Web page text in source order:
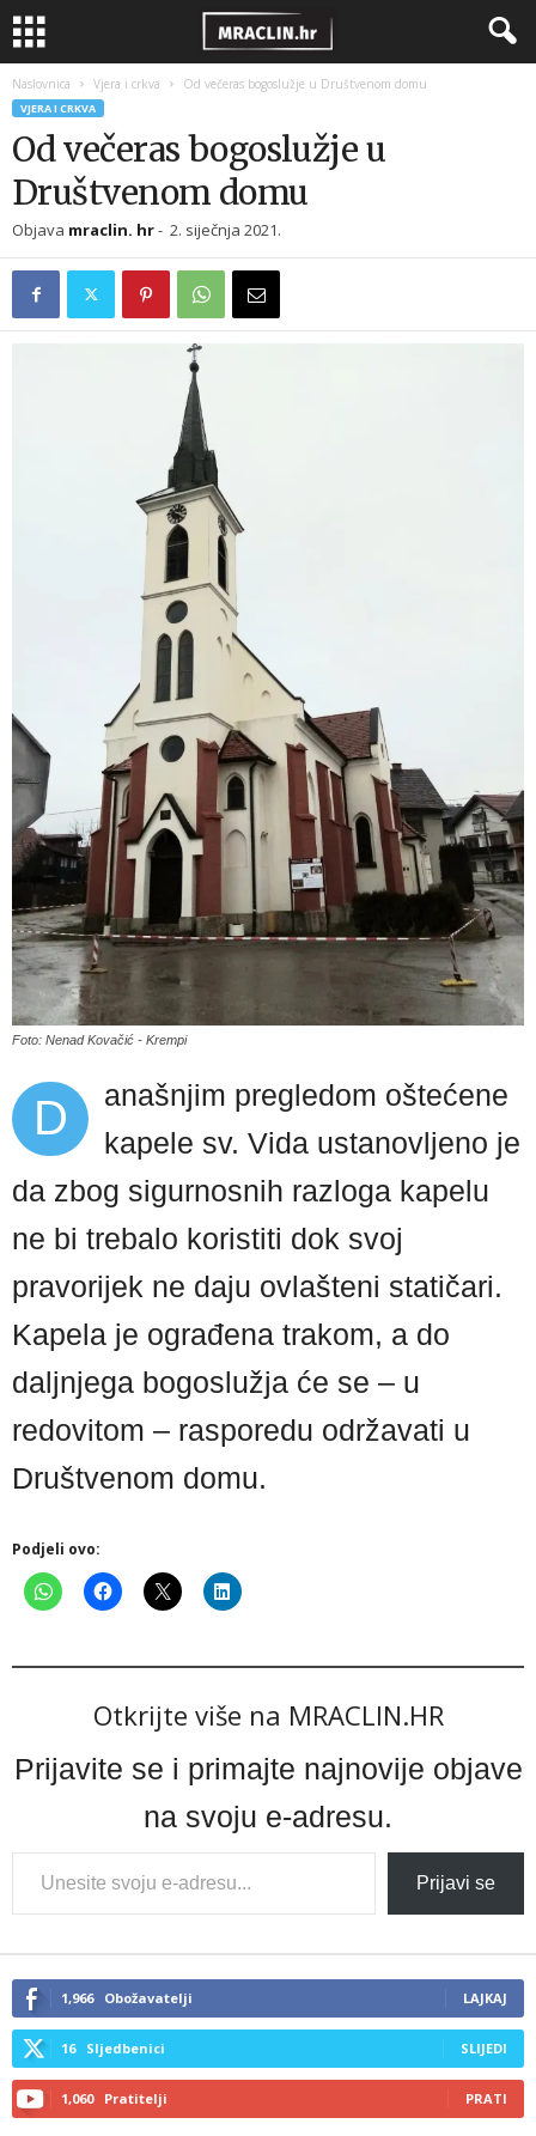
Naslovnica Vjera i crkva Od večeras bogoslužje u Društvenom domu
VJERA I CRKVA
Od večeras bogoslužje u
Društvenom domu
Objava mraclin. hr- 2. siječnja 2021.
Foto: Nenad Kovačić - Krempi
D
anašnjim pregledom oštećene
kapele sv. Vida ustanovljeno je
da zbog sigurnosnih razloga kapelu
ne bi trebalo koristiti dok svoj
pravorijek ne daju ovlašteni statičari.
Kapela je ograđena trakom, a do
daljnjega bogoslužja će se – u
redovitom – rasporedu održavati u
Društvenom domu.
Podjeli ovo:
Otkrijte više na MRACLIN.HR
Prijavite se i primajte najnovije objave
na svoju e-adresu.
Type
your
email…
Prijavi se
1,966 Obožavatelji LAJKAJ
16 Sljedbenici SLIJEDI
1,060 Pratitelji PRATI